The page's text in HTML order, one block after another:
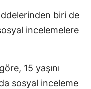
biri de
incelemelere
15 yaşını
sosyal inceleme